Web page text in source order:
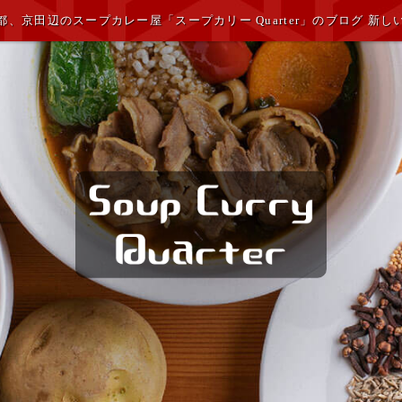
、京田辺のスープカレー屋「スープカリー Quarter」のブログ 新し